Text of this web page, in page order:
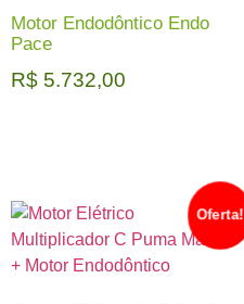
Motor Endodôntico Endo
Pace
R$ 5.732,00
Oferta!